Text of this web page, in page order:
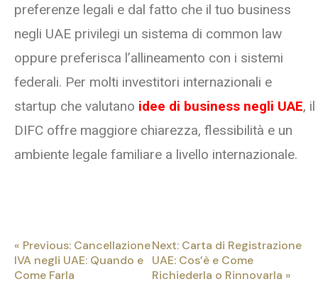
preferenze legali e dal fatto che il tuo business
negli UAE privilegi un sistema di common law
oppure preferisca l’allineamento con i sistemi
federali. Per molti investitori internazionali e
startup che valutano idee di business negli UAE, il
DIFC offre maggiore chiarezza, flessibilità e un
ambiente legale familiare a livello internazionale.
« Previous: Cancellazione
IVA negli UAE: Quando e
Come Farla
Next: Carta di Registrazione
UAE: Cos’è e Come
Richiederla o Rinnovarla »